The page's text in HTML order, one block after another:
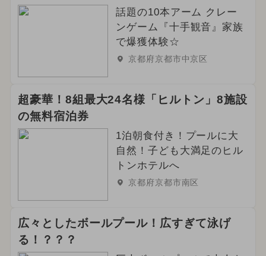
話題の10本アーム クレー
ンゲーム『十手観音』家族
で爆獲体験☆
京都府京都市中京区
超豪華！8組最大24名様「ヒルトン」8施設
の無料宿泊券
1泊朝食付き！プールに大
自然！子ども大満足のヒル
トンホテルへ
京都府京都市南区
広々としたボールプール！広すぎて泳げ
る！？？？